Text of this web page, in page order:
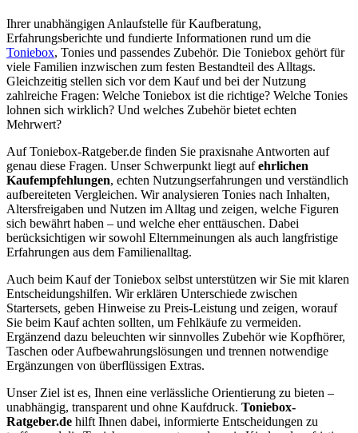
Ihrer unabhängigen Anlaufstelle für Kaufberatung,
Erfahrungsberichte und fundierte Informationen rund um die
Toniebox, Tonies und passendes Zubehör. Die Toniebox gehört für
viele Familien inzwischen zum festen Bestandteil des Alltags.
Gleichzeitig stellen sich vor dem Kauf und bei der Nutzung
zahlreiche Fragen: Welche Toniebox ist die richtige? Welche Tonies
lohnen sich wirklich? Und welches Zubehör bietet echten
Mehrwert?
Auf Toniebox-Ratgeber.de finden Sie praxisnahe Antworten auf
genau diese Fragen. Unser Schwerpunkt liegt aufehrlichen
Kaufempfehlungen, echten Nutzungserfahrungen und verständlich
aufbereiteten Vergleichen. Wir analysieren Tonies nach Inhalten,
Altersfreigaben und Nutzen im Alltag und zeigen, welche Figuren
sich bewährt haben – und welche eher enttäuschen. Dabei
berücksichtigen wir sowohl Elternmeinungen als auch langfristige
Erfahrungen aus dem Familienalltag.
Auch beim Kauf der Toniebox selbst unterstützen wir Sie mit klaren
Entscheidungshilfen. Wir erklären Unterschiede zwischen
Startersets, geben Hinweise zu Preis-Leistung und zeigen, worauf
Sie beim Kauf achten sollten, um Fehlkäufe zu vermeiden.
Ergänzend dazu beleuchten wir sinnvolles Zubehör wie Kopfhörer,
Taschen oder Aufbewahrungslösungen und trennen notwendige
Ergänzungen von überflüssigen Extras.
Unser Ziel ist es, Ihnen eine verlässliche Orientierung zu bieten –
unabhängig, transparent und ohne Kaufdruck. Toniebox-
Ratgeber.de hilft Ihnen dabei, informierte Entscheidungen zu